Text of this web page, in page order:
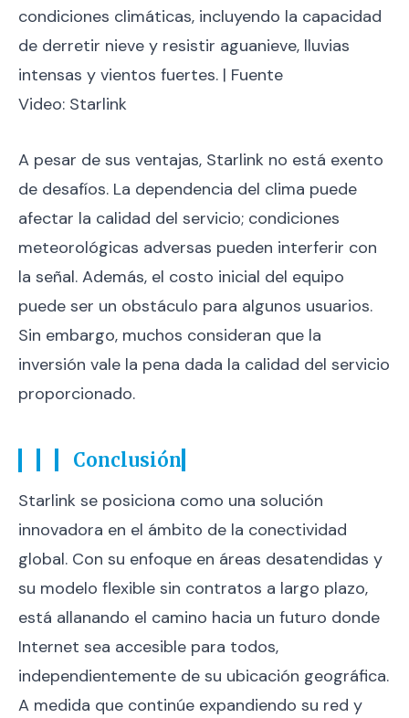
condiciones climáticas, incluyendo la capacidad
de derretir nieve y resistir aguanieve, lluvias
intensas y vientos fuertes. | Fuente
Video: Starlink
A pesar de sus ventajas, Starlink no está exento
de desafíos. La dependencia del clima puede
afectar la calidad del servicio; condiciones
meteorológicas adversas pueden interferir con
la señal. Además, el costo inicial del equipo
puede ser un obstáculo para algunos usuarios.
Sin embargo, muchos consideran que la
inversión vale la pena dada la calidad del servicio
proporcionado.
Conclusión
Starlink se posiciona como una solución
innovadora en el ámbito de la conectividad
global. Con su enfoque en áreas desatendidas y
su modelo flexible sin contratos a largo plazo,
está allanando el camino hacia un futuro donde
Internet sea accesible para todos,
independientemente de su ubicación geográfica.
A medida que continúe expandiendo su red y